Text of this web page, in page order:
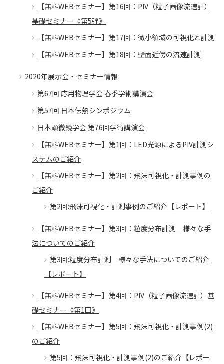
【無料WEBセミナー】第16回：PIV（粒子画像流速計）
基礎セミナー《第5弾》
【無料WEBセミナー】第17回：微小領域の可視化と計測
【無料WEBセミナー】第18回：壁面近傍の流速計測
2020年展示会・セミナー情報
第67回 応用物理学会 春季学術講演会
第57回 日本伝熱シンポジウム
日本顕微鏡学会 第76回学術講演会
【無料WEBセミナー】第1回：LED光源によるPIV計測シ
ステムのご紹介
【無料WEBセミナー】第2回：飛沫可視化・計測事例の
ご紹介
第2回:飛沫可視化・計測事例のご紹介【レポート】
【無料WEBセミナー】第3回：粒度分布計測 様々な手
法についてのご紹介
第3回:粒度分布計測 様々な手法についてのご紹介
【レポート】
【無料WEBセミナー】第4回：PIV（粒子画像流速計）基
礎セミナー《第1回》
【無料WEBセミナー】第5回：飛沫可視化・計測事例(2)
のご紹介
第5回：飛沫可視化・計測事例(2)のご紹介【レポー